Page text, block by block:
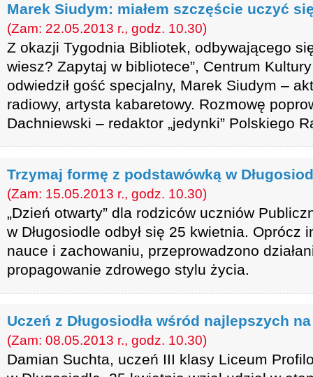
Marek Siudym: miałem szczęście uczyć
(Zam: 22.05.2013 r., godz. 10.30)
Z okazji Tygodnia Bibliotek, odbywającego
wiesz? Zapytaj w bibliotece”, Centrum
odwiedził gość specjalny, Marek Siudym –
radiowy, artysta kabaretowy. Rozmowę
Dachniewski – redaktor „jedynki” Polskiego
Trzymaj formę z podstawówką w
(Zam: 15.05.2013 r., godz. 10.30)
„Dzień otwarty” dla rodziców uczniów
w Długosiodle odbył się 25 kwietnia. Oprócz
nauce i zachowaniu, przeprowadzono
propagowanie zdrowego stylu życia.
Uczeń z Długosiodła wśród najlepszych na
(Zam: 08.05.2013 r., godz. 10.30)
Damian Suchta, uczeń III klasy Liceum